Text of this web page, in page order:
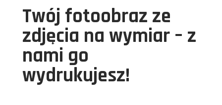
Twój fotoobraz ze
zdjęcia na wymiar – z
nami go
wydrukujesz!